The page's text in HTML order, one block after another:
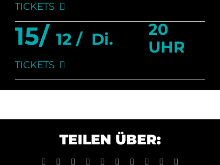
TICKETS
15/ 12 / Di.
20
UHR
TICKETS
TEILEN ÜBER:
Facebook Reddit LinkedInWhatsApp
TumblrPinterest Xing